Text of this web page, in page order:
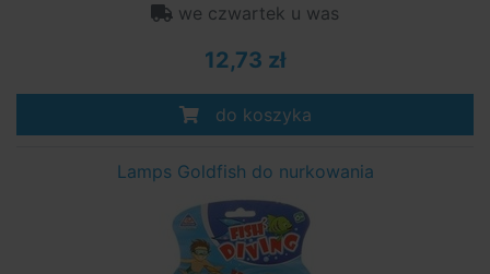
we czwartek u was
12,73 zł
do koszyka
Lamps Goldfish do nurkowania